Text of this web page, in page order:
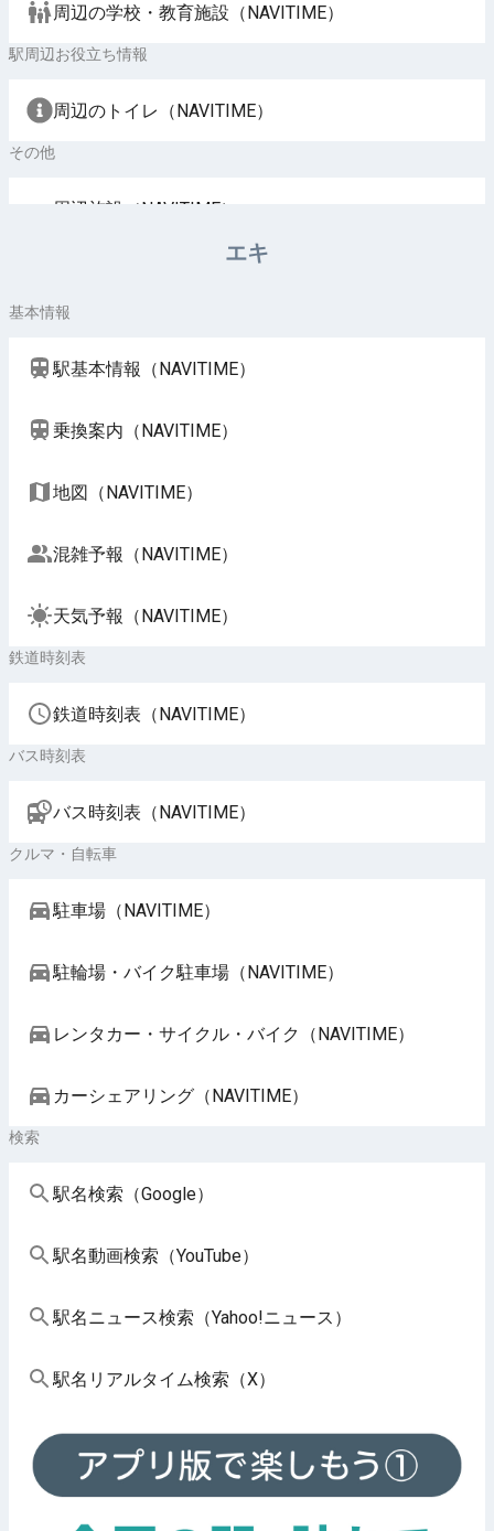
周辺の学校・教育施設（NAVITIME）
駅周辺お役立ち情報
周辺のトイレ（NAVITIME）
その他
周辺施設（NAVITIME）
エキ
基本情報
駅基本情報（NAVITIME）
乗換案内（NAVITIME）
地図（NAVITIME）
混雑予報（NAVITIME）
天気予報（NAVITIME）
鉄道時刻表
鉄道時刻表（NAVITIME）
バス時刻表
バス時刻表（NAVITIME）
クルマ・自転車
駐車場（NAVITIME）
駐輪場・バイク駐車場（NAVITIME）
レンタカー・サイクル・バイク（NAVITIME）
カーシェアリング（NAVITIME）
検索
駅名検索（Google）
駅名動画検索（YouTube）
駅名ニュース検索（Yahoo!ニュース）
駅名リアルタイム検索（X）